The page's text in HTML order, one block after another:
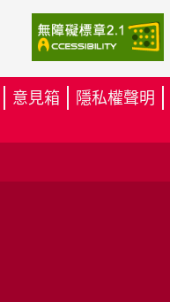
意見箱 隱私權聲明